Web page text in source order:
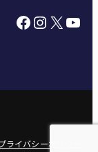
Facebook InstagramX YouTube
ライバシーポリシー